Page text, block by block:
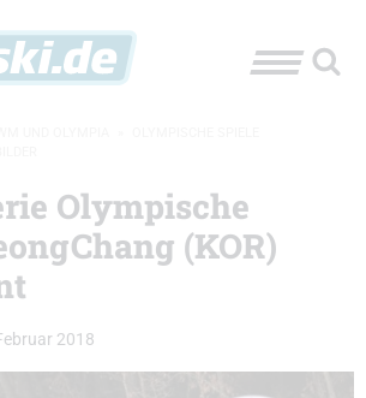
Olympische
(KOR)
2018